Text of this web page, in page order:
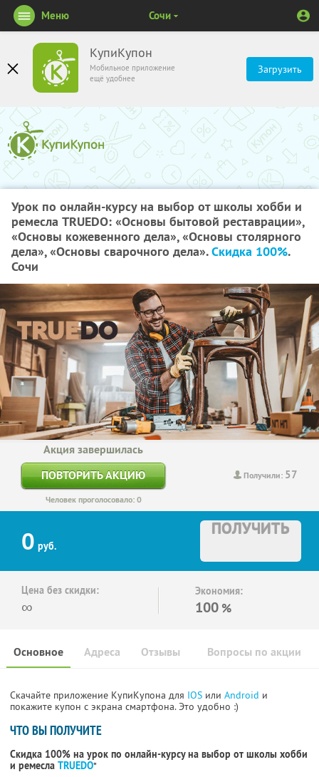
КупиКупон
Мобильное приложение
ещё удобнее
Загрузить
Меню Сочи
Урок по онлайн-курсу на выбор от школы хобби и
ремесла TRUEDO: «Основы бытовой реставрации»,
«Основы кожевенного дела», «Основы столярного
дела», «Основы сварочного дела».Скидка 100%.
Сочи
Получили: 57
Акция завершилась
ПОВТОРИТЬ АКЦИЮ
Человек проголосовало: 0
0 руб.
ПОЛУЧИТЬ
Цена без скидки:
∞
Экономия:
100 %
Основное Отзывы Вопросы по акции
Адреса
Скачайте приложение КупиКупона для IOS или Android и
покажите купон с экрана смартфона. Это удобно :)
ЧТО ВЫ ПОЛУЧИТЕ
Скидка 100% на урок по онлайн-курсу на выбор от школы хобби
и ремесла TRUEDO*